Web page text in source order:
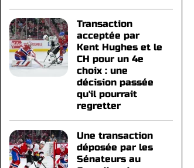
Transaction
acceptée par
Kent Hughes et le
CH pour un 4e
choix : une
décision passée
qu'il pourrait
regretter
Une transaction
déposée par les
Sénateurs au